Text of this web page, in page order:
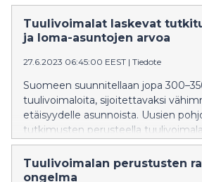
Tuulivoimalat laskevat
ja loma-asuntojen arvoa
27.6.2023 06:45:00 EEST | Tiedote
Suomeen suunnitellaan jopa
tuulivoimaloita, sijoitettavaksi
etäisyydelle asunnoista. Uusien
tutkimusten perusteella
kiinteistön arvoa sitä enemmän,
kiinteistöä (erityisesti etäisyyksillä
useammasta ja korkeammista
Tuulivoimalan perustusten
ongelma